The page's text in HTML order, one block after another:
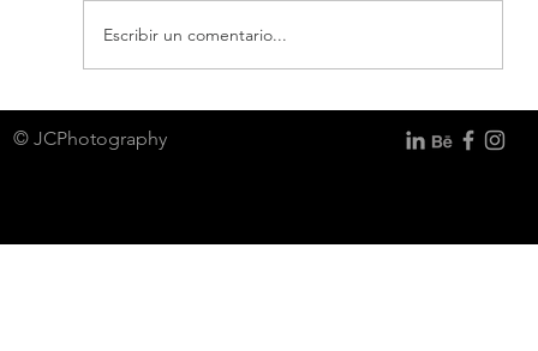
PON A DIETA EL EQUIPO
FOTOGRÁFICO
Escribir un comentario...
© JCPhotography